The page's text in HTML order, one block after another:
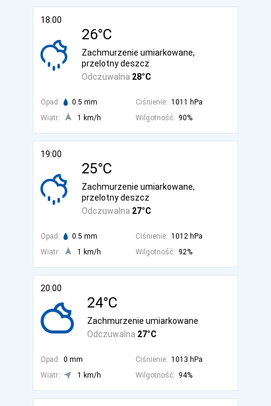
18:00
26°C
Odczuwalna 28°C
Zachmurzenie umiarkowane,
przelotny deszcz
Opad: 0.5 mm Ciśnienie: 1011 hPa
Wiatr:
1 km/h Wilgotność: 90%
19:00
25°C
Odczuwalna 27°C
Zachmurzenie umiarkowane,
przelotny deszcz
Opad: 0.5 mm Ciśnienie: 1012 hPa
Wiatr:
1 km/h Wilgotność: 92%
20:00
24°C
Odczuwalna 27°C
Zachmurzenie umiarkowane
Opad: 0 mm Ciśnienie: 1013 hPa
Wiatr:
1 km/h Wilgotność: 94%